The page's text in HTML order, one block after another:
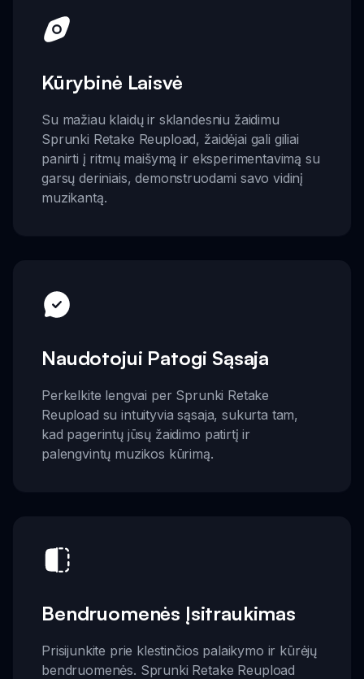
Kūrybinė Laisvė
Su mažiau klaidų ir sklandesniu žaidimu
Sprunki Retake Reupload, žaidėjai gali giliai
panirti į ritmų maišymą ir eksperimentavimą su
garsų deriniais, demonstruodami savo vidinį
muzikantą.
Naudotojui Patogi Sąsaja
Perkelkite lengvai per Sprunki Retake
Reupload su intuityvia sąsaja, sukurta tam,
kad pagerintų jūsų žaidimo patirtį ir
palengvintų muzikos kūrimą.
Bendruomenės Įsitraukimas
Prisijunkite prie klestinčios palaikymo ir kūrėjų
bendruomenės. Sprunki Retake Reupload